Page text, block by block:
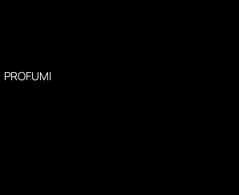
PROFUMI